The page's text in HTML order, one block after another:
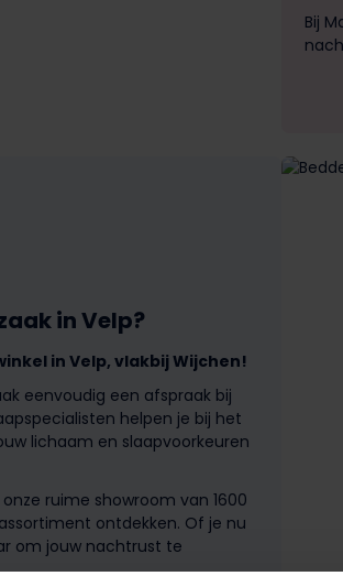
Bij
in Velp?
in Velp, vlakbij Wijchen!
eenvoudig een afspraak bij
helpen je bij het
lichaam en slaapvoorkeuren
ruime showroom van 1600
ontdekken. Of je nu
om jouw nachtrust te